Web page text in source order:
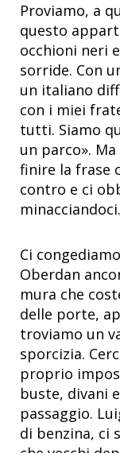
Proviamo, a
questo
occhioni neri
sorride. Con
un italiano
con i miei
tutti. Siamo
un parco».
finire la frase
contro e ci
minacciandoci.
Ci
Oberdan
mura che
delle porte,
troviamo un
sporcizia.
proprio
buste, divani
passaggio.
di benzina, ci